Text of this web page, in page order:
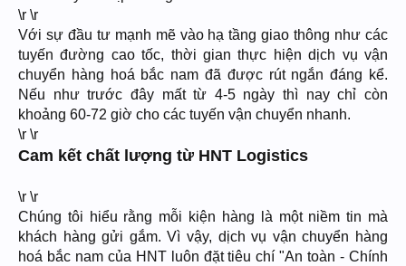
\r \r
Với sự đầu tư mạnh mẽ vào hạ tầng giao thông như các
tuyến đường cao tốc, thời gian thực hiện dịch vụ vận
chuyển hàng hoá bắc nam đã được rút ngắn đáng kể.
Nếu như trước đây mất từ 4-5 ngày thì nay chỉ còn
khoảng 60-72 giờ cho các tuyến vận chuyển nhanh.
\r \r
Cam kết chất lượng từ HNT Logistics
\r \r
Chúng tôi hiểu rằng mỗi kiện hàng là một niềm tin mà
khách hàng gửi gắm. Vì vậy, dịch vụ vận chuyển hàng
hoá bắc nam của HNT luôn đặt tiêu chí "An toàn - Chính